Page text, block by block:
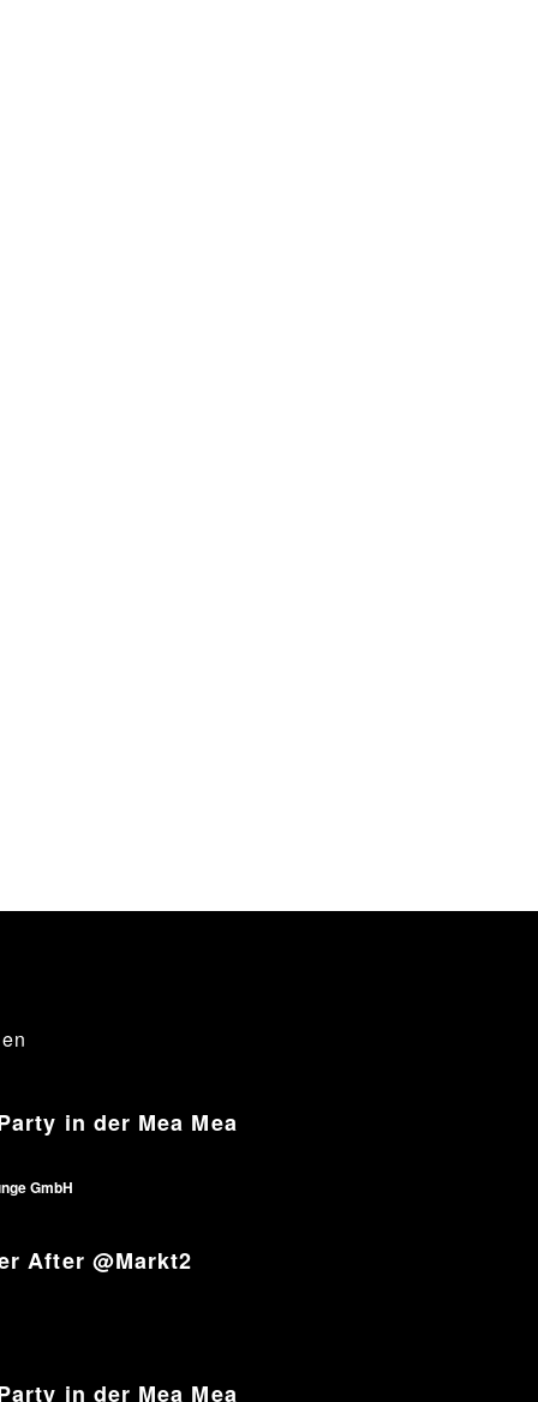
in der Mea Mea
GmbH
After @Markt2
in der Mea Mea